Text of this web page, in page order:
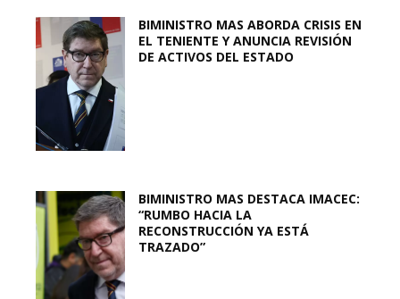
BIMINISTRO MAS ABORDA CRISIS EN
EL TENIENTE Y ANUNCIA REVISIÓN
DE ACTIVOS DEL ESTADO
BIMINISTRO MAS DESTACA IMACEC:
“RUMBO HACIA LA
RECONSTRUCCIÓN YA ESTÁ
TRAZADO”